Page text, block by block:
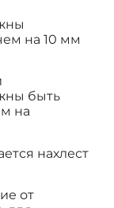
на 10 мм
быть
на
нахлест
от